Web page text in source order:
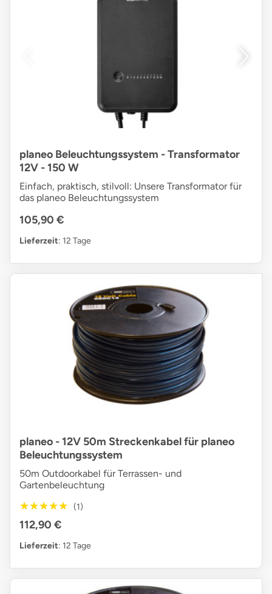
planeo Beleuchtungssystem - Transformator
12V - 150 W
Einfach, praktisch, stilvoll: Unsere Transformator für
das planeo Beleuchtungssystem
105,90 €
Lieferzeit: 12 Tage
planeo - 12V 50m Streckenkabel für planeo
Beleuchtungssystem
50m Outdoorkabel für Terrassen- und
Gartenbeleuchtung
★★★★★
★★★★★ (1)
112,90 €
Lieferzeit: 12 Tage